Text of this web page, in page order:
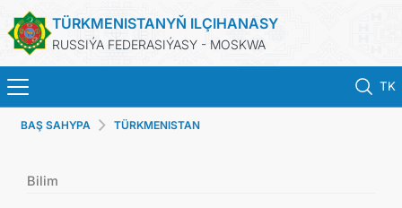
TÜRKMENISTANYŇ ILÇIHANASY
RUSSIÝA FEDERASIÝASY - MOSKWA
TK
BAŞ SAHYPA
BAŞ SAHYPA TÜRKMENISTAN
Bilim